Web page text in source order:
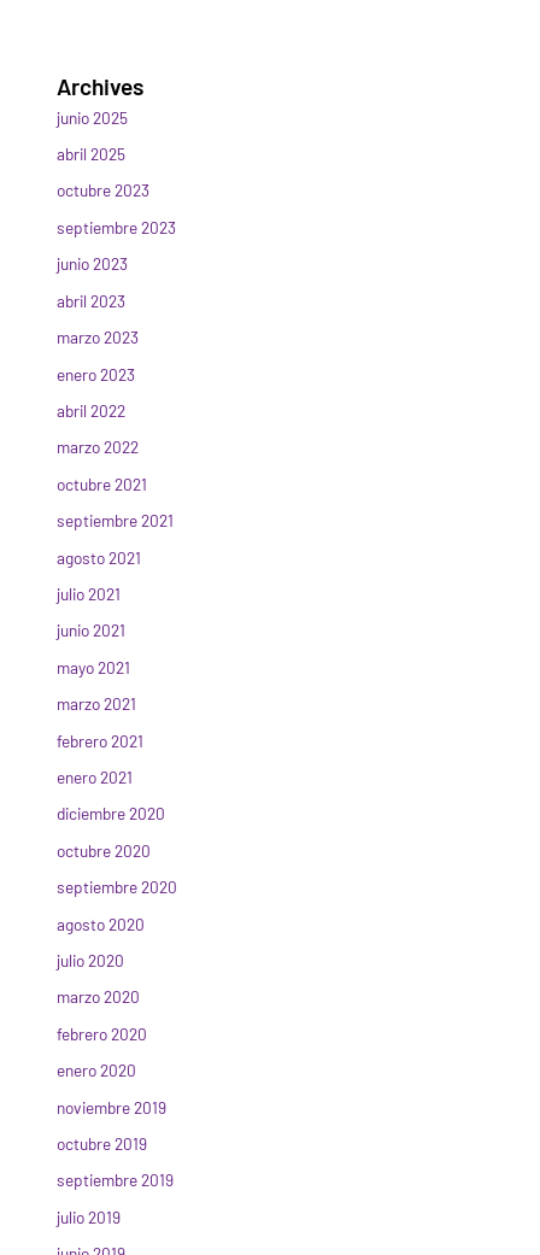
Archives
junio 2025
abril 2025
octubre 2023
septiembre 2023
junio 2023
abril 2023
marzo 2023
enero 2023
abril 2022
marzo 2022
octubre 2021
septiembre 2021
agosto 2021
julio 2021
junio 2021
mayo 2021
marzo 2021
febrero 2021
enero 2021
diciembre 2020
octubre 2020
septiembre 2020
agosto 2020
julio 2020
marzo 2020
febrero 2020
enero 2020
noviembre 2019
octubre 2019
septiembre 2019
julio 2019